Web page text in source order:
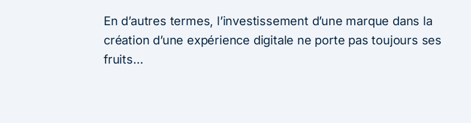
En d’autres termes, l’investissement d’une marque dans la
création d’une expérience digitale ne porte pas toujours ses
fruits…